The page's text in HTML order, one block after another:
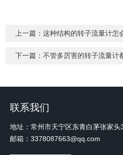
上一篇：这种结构的转子流量计怎
下一篇：不管多厉害的转子流量计
联系我们
地址：常州市天宁区东青白茅张家头
邮箱：3378087663@qq.com